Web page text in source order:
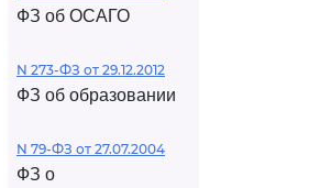
ФЗ об ОСАГО
N 273-ФЗ от 29.12.2012
ФЗ об образовании
N 79-ФЗ от 27.07.2004
ФЗ о